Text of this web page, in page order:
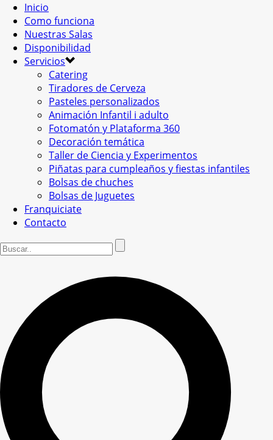
Inicio
Como funciona
Nuestras Salas
Disponibilidad
Servicios
Catering
Tiradores de Cerveza
Pasteles personalizados
Animación Infantil i adulto
Fotomatón y Plataforma 360
Decoración temática
Taller de Ciencia y Experimentos
Piñatas para cumpleaños y fiestas infantiles
Bolsas de chuches
Bolsas de Juguetes
Franquiciate
Contacto